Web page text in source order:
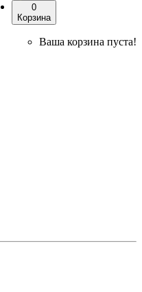
0
Корзина
Ваша корзина пуста!